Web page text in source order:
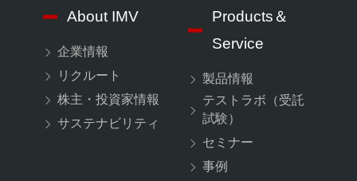
About IMV
企業情報
リクルート
株主・投資家情報
サステナビリティ
Products＆
Service
製品情報
テストラボ（受託
試験）
セミナー
事例